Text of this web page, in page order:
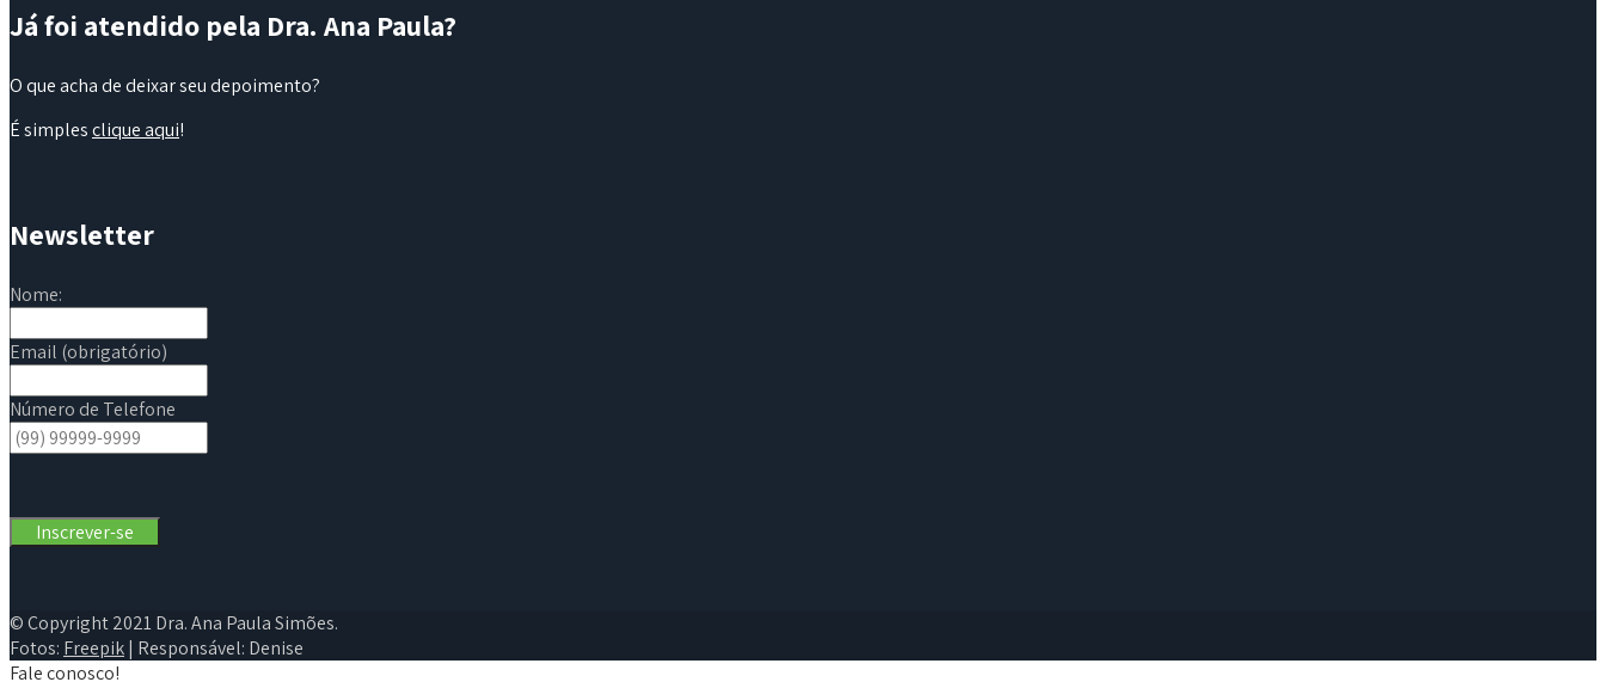
Já foi atendido pela Dra. Ana Paula?
O que acha de deixar seu depoimento?
É simplesclique aqui!
Newsletter
Nome:
Email (obrigatório)
Número de Telefone
© Copyright 2021 Dra. Ana Paula Simões.
Fotos: Freepik| Responsável: Denise
Fale conosco!